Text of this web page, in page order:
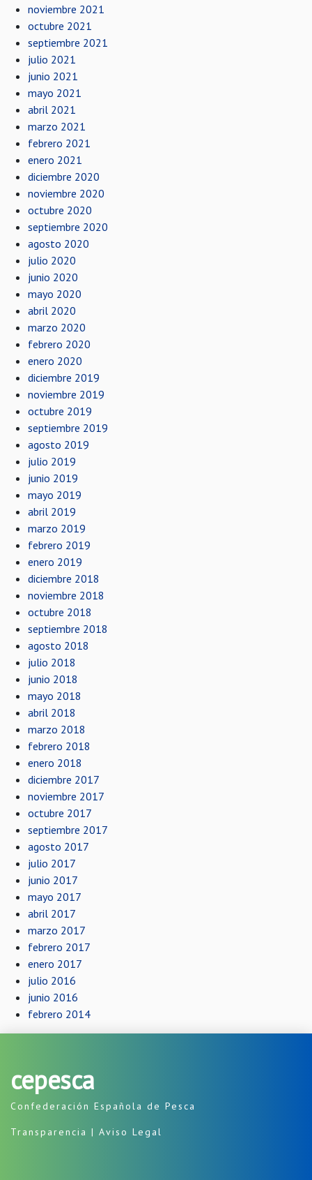
noviembre 2021
octubre 2021
septiembre 2021
julio 2021
junio 2021
mayo 2021
abril 2021
marzo 2021
febrero 2021
enero 2021
diciembre 2020
noviembre 2020
octubre 2020
septiembre 2020
agosto 2020
julio 2020
junio 2020
mayo 2020
abril 2020
marzo 2020
febrero 2020
enero 2020
diciembre 2019
noviembre 2019
octubre 2019
septiembre 2019
agosto 2019
julio 2019
junio 2019
mayo 2019
abril 2019
marzo 2019
febrero 2019
enero 2019
diciembre 2018
noviembre 2018
octubre 2018
septiembre 2018
agosto 2018
julio 2018
junio 2018
mayo 2018
abril 2018
marzo 2018
febrero 2018
enero 2018
diciembre 2017
noviembre 2017
octubre 2017
septiembre 2017
agosto 2017
julio 2017
junio 2017
mayo 2017
abril 2017
marzo 2017
febrero 2017
enero 2017
julio 2016
junio 2016
febrero 2014
cepesca
Confederación Española de Pesca
Transparencia | Aviso Legal